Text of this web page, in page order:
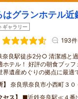
はグランホテル近
ギャラリー
193件
奈良駅徒歩2分○ 清潔感と
ホテル！ 好評の朝食ブッ
界遺産めぐりの拠点に最適
奈良県奈良市小西町３０
セス
■近鉄奈良駅≪４番